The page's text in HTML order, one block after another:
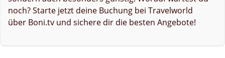
noch? Starte jetzt deine Buchung bei Travelworld
über Boni.tv und sichere dir die besten Angebote!